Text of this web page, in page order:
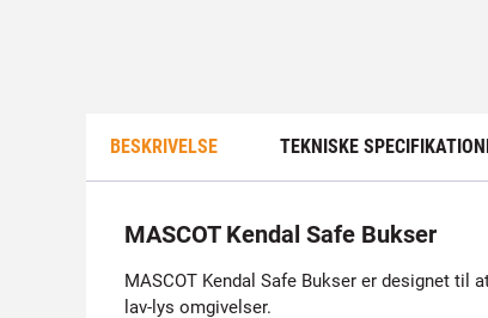
BESKRIVELSE TEKNISKE
MASCOT Kendal Safe Bukser
MASCOT Kendal Safe Bukser er designet
lav-lys omgivelser.